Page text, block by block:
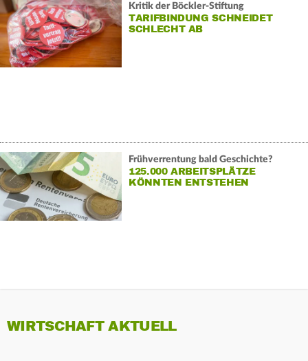
Kritik der Böckler-Stiftung
TARIFBINDUNG SCHNEIDET
SCHLECHT AB
Frühverrentung bald Geschichte?
125.000 ARBEITSPLÄTZE
KÖNNTEN ENTSTEHEN
WIRTSCHAFT AKTUELL